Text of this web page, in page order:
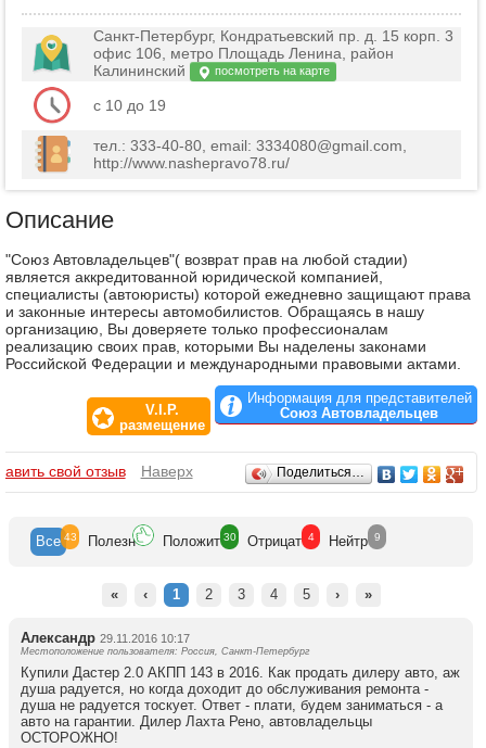
Санкт-Петербург, Кондратьевский пр. д. 15 корп. 3
офис 106, метро Площадь Ленина, район
Калининский
посмотреть на карте
c 10 до 19
тел.: 333-40-80, email: 3334080@gmail.com,
http://www.nashepravo78.ru/
Описание
"Союз Автовладельцев"( возврат прав на любой стадии)
является аккредитованной юридической компанией,
специалисты (автоюристы) которой ежедневно защищают права
и законные интересы автомобилистов. Обращаясь в нашу
организацию, Вы доверяете только профессионалам
реализацию своих прав, которыми Вы наделены законами
Российской Федерации и международными правовыми актами.
V.I.P.
размещение
Информация для представителей
Союз Автовладельцев
Отзывы
свой отзыв Наверх Поделиться…
Все 43 Полезн Положит 30 Отрицат 4 Нейтр 9
« ‹ 1 2 3 4 5 › »
Александр 29.11.2016 10:17
Местоположение пользователя: Россия, Санкт-Петербург
Купили Дастер 2.0 АКПП 143 в 2016. Как продать дилеру авто, аж
душа радуется, но когда доходит до обслуживания ремонта -
душа не радуется тоскует. Ответ - плати, будем заниматься - а
авто на гарантии. Дилер Лахта Рено, автовладельцы
ОСТОРОЖНО!